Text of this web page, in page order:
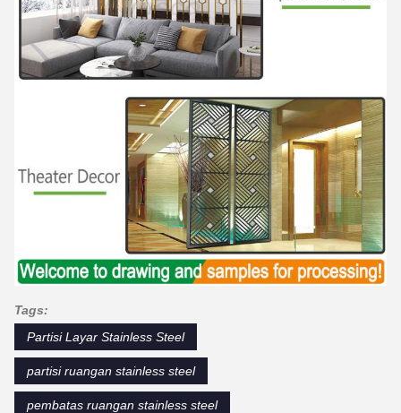
Tags:
Partisi Layar Stainless Steel
partisi ruangan stainless steel
pembatas ruangan stainless steel